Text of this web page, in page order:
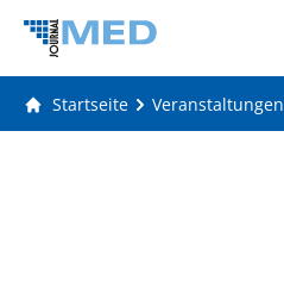
Startseite Veranstaltungen